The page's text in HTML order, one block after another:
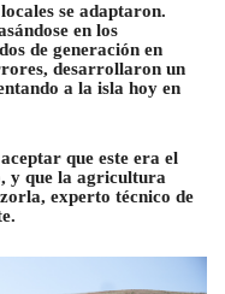
se adaptaron.
en los
de generación en
desarrollaron un
a la isla hoy en
que este era el
y que la agricultura
experto técnico de